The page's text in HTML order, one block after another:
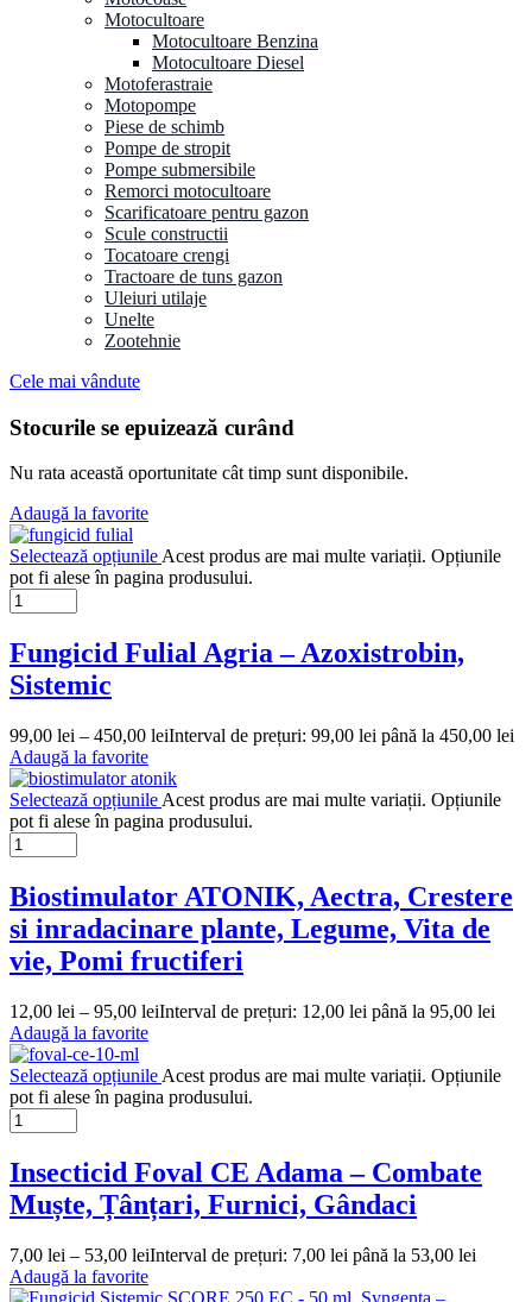
Motocultoare
Motocultoare Benzina
Motocultoare Diesel
Motoferastraie
Motopompe
Piese de schimb
Pompe de stropit
Pompe submersibile
Remorci motocultoare
Scarificatoare pentru gazon
Scule constructii
Tocatoare crengi
Tractoare de tuns gazon
Uleiuri utilaje
Unelte
Zootehnie
Cele mai vândute
Stocurile se epuizează curând
Nu rata această oportunitate cât timp sunt disponibile.
Adaugă la favorite
Selectează opțiunile Acest produs are mai multe variații. Opțiunile
pot fi alese în pagina produsului.
Fungicid Fulial Agria – Azoxistrobin,
Sistemic
99,00 lei – 450,00 leiInterval de prețuri: 99,00 lei până la 450,00 lei
Adaugă la favorite
Selectează opțiunile Acest produs are mai multe variații. Opțiunile
pot fi alese în pagina produsului.
Biostimulator ATONIK, Aectra, Crestere
si inradacinare plante, Legume, Vita de
vie, Pomi fructiferi
12,00 lei – 95,00 leiInterval de prețuri: 12,00 lei până la 95,00 lei
Adaugă la favorite
Selectează opțiunile Acest produs are mai multe variații. Opțiunile
pot fi alese în pagina produsului.
Insecticid Foval CE Adama – Combate
Muște, Țânțari, Furnici, Gândaci
7,00 lei – 53,00 leiInterval de prețuri: 7,00 lei până la 53,00 lei
Adaugă la favorite